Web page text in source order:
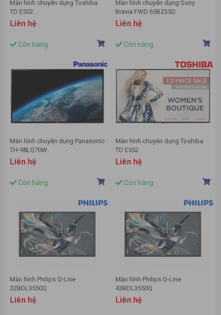
Màn hình chuyên dụng Toshiba
TD E502
Liên hệ
Còn hàng
Màn hình chuyên dụng Sony
Bravia FWD 65BZ35D
Liên hệ
Còn hàng
Màn hình chuyên dụng Panasonic
TH-98LQ70W
Liên hệ
Còn hàng
Màn hình chuyên dụng Toshiba
TD E552
Liên hệ
Còn hàng
Màn hình Philips Q-Line
32BDL3550Q
Liên hệ
Màn hình Philips Q-Line
43BDL3550Q
Liên hệ